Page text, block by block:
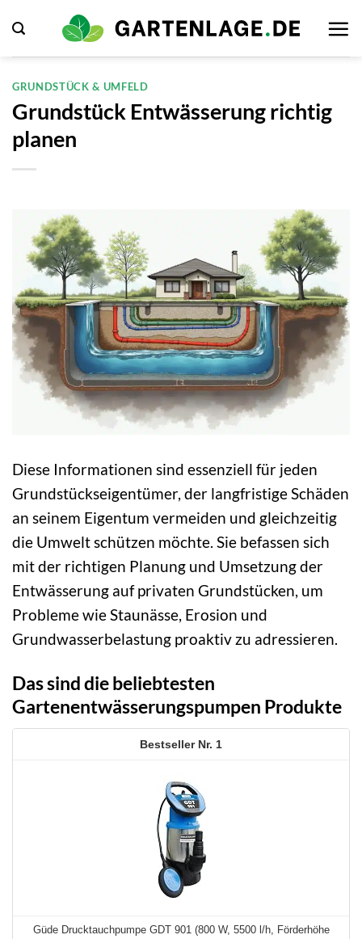
Inhalt
springen
GRUNDSTÜCK & UMFELD
Grundstück Entwässerung richtig
planen
Diese Informationen sind essenziell für jeden
Grundstückseigentümer, der langfristige Schäden
an seinem Eigentum vermeiden und gleichzeitig
die Umwelt schützen möchte. Sie befassen sich
mit der richtigen Planung und Umsetzung der
Entwässerung auf privaten Grundstücken, um
Probleme wie Staunässe, Erosion und
Grundwasserbelastung proaktiv zu adressieren.
Das sind die beliebtesten
Gartenentwässerungspumpen Produkte
1
Güde Drucktauchpumpe GDT 901 (800 W, 5500 l/h, Förderhöhe